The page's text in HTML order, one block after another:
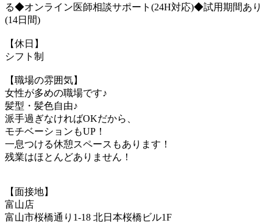
る◆オンライン医師相談サポート(24H対応)◆試用期間あり
(14日間)
【休日】
シフト制
【職場の雰囲気】
女性が多めの職場です♪
髪型・髪色自由♪
派手過ぎなければOKだから、
モチベーションもUP！
一息つける休憩スペースもあります！
残業はほとんどありません！
【面接地】
富山店
富山市桜橋通り1-18 北日本桜橋ビル1F